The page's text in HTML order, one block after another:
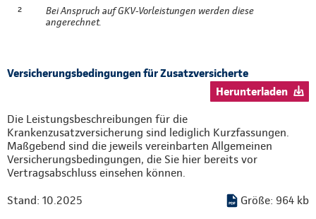
²
Bei Anspruch auf GKV-Vorleistungen werden diese
angerechnet.
Versicherungsbedingungen für Zusatzversicherte
Herunterladen
Die Leistungsbeschreibungen für die
Krankenzusatzversicherung sind lediglich Kurzfassungen.
Maßgebend sind die jeweils vereinbarten Allgemeinen
Versicherungsbedingungen, die Sie hier bereits vor
Vertragsabschluss einsehen können.
Stand: 10.2025
Größe: 964 kb